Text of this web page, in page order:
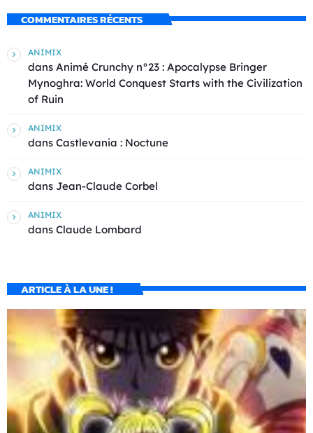
COMMENTAIRES RÉCENTS
ANIMIX
dans Animé Crunchy n°23 : Apocalypse Bringer
Mynoghra: World Conquest Starts with the Civilization
of Ruin
ANIMIX
dans Castlevania : Noctune
ANIMIX
dans Jean-Claude Corbel
ANIMIX
dans Claude Lombard
ARTICLE À LA UNE !